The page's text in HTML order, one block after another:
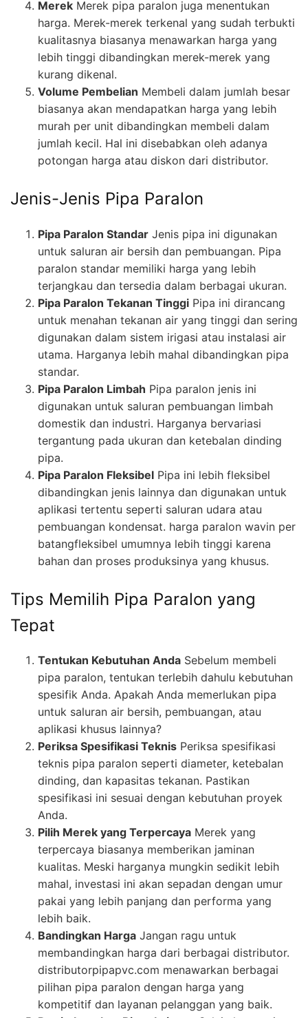
Merek Merek pipa paralon juga menentukan
harga. Merek-merek terkenal yang sudah terbukti
kualitasnya biasanya menawarkan harga yang
lebih tinggi dibandingkan merek-merek yang
kurang dikenal.
Volume Pembelian Membeli dalam jumlah besar
biasanya akan mendapatkan harga yang lebih
murah per unit dibandingkan membeli dalam
jumlah kecil. Hal ini disebabkan oleh adanya
potongan harga atau diskon dari distributor.
Jenis-Jenis Pipa Paralon
Pipa Paralon Standar Jenis pipa ini digunakan
untuk saluran air bersih dan pembuangan. Pipa
paralon standar memiliki harga yang lebih
terjangkau dan tersedia dalam berbagai ukuran.
Pipa Paralon Tekanan Tinggi Pipa ini dirancang
untuk menahan tekanan air yang tinggi dan sering
digunakan dalam sistem irigasi atau instalasi air
utama. Harganya lebih mahal dibandingkan pipa
standar.
Pipa Paralon Limbah Pipa paralon jenis ini
digunakan untuk saluran pembuangan limbah
domestik dan industri. Harganya bervariasi
tergantung pada ukuran dan ketebalan dinding
pipa.
Pipa Paralon Fleksibel Pipa ini lebih fleksibel
dibandingkan jenis lainnya dan digunakan untuk
aplikasi tertentu seperti saluran udara atau
pembuangan kondensat. harga paralon wavin per
batangfleksibel umumnya lebih tinggi karena
bahan dan proses produksinya yang khusus.
Tips Memilih Pipa Paralon yang
Tepat
Tentukan Kebutuhan Anda Sebelum membeli
pipa paralon, tentukan terlebih dahulu kebutuhan
spesifik Anda. Apakah Anda memerlukan pipa
untuk saluran air bersih, pembuangan, atau
aplikasi khusus lainnya?
Periksa Spesifikasi Teknis Periksa spesifikasi
teknis pipa paralon seperti diameter, ketebalan
dinding, dan kapasitas tekanan. Pastikan
spesifikasi ini sesuai dengan kebutuhan proyek
Anda.
Pilih Merek yang Terpercaya Merek yang
terpercaya biasanya memberikan jaminan
kualitas. Meski harganya mungkin sedikit lebih
mahal, investasi ini akan sepadan dengan umur
pakai yang lebih panjang dan performa yang
lebih baik.
Bandingkan Harga Jangan ragu untuk
membandingkan harga dari berbagai distributor.
distributorpipapvc.com menawarkan berbagai
pilihan pipa paralon dengan harga yang
kompetitif dan layanan pelanggan yang baik.